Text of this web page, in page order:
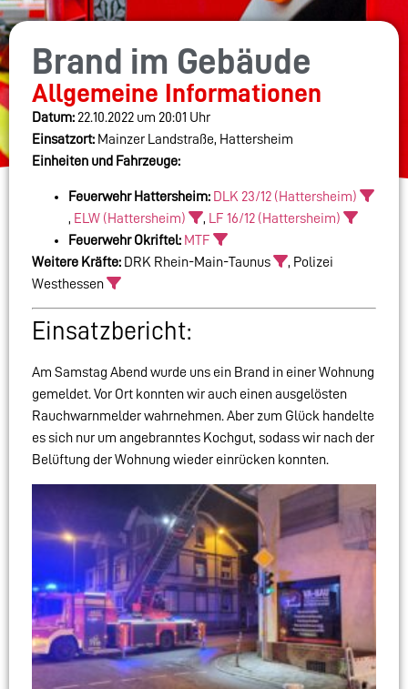
Brand im Gebäude
Allgemeine Informationen
Datum: 22.10.2022 um 20:01 Uhr
Einsatzort: Mainzer Landstraße, Hattersheim
Einheiten und Fahrzeuge:
Feuerwehr Hattersheim: DLK 23/12 (Hattersheim)
, ELW (Hattersheim) ,
LF 16/12 (Hattersheim)
Feuerwehr Okriftel: MTF
Weitere Kräfte: DRK Rhein-Main-Taunus
, Polizei
Westhessen
Einsatzbericht:
Am Samstag Abend wurde uns ein Brand in einer Wohnung
gemeldet. Vor Ort konnten wir auch einen ausgelösten
Rauchwarnmelder wahrnehmen. Aber zum Glück handelte
es sich nur um angebranntes Kochgut, sodass wir nach der
Belüftung der Wohnung wieder einrücken konnten.